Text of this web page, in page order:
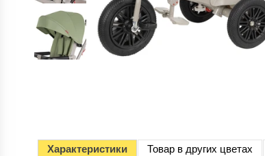
Характеристики Товар в других цветах